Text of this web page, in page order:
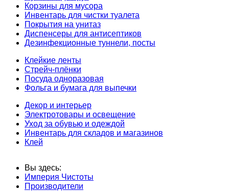
Корзины для мусора
Инвентарь для чистки туалета
Покрытия на унитаз
Диспенсеры для антисептиков
Дезинфекционные туннели, посты
Клейкие ленты
Стрейч-плёнки
Посуда одноразовая
Фольга и бумага для выпечки
Декор и интерьер
Электротовары и освещение
Уход за обувью и одеждой
Инвентарь для складов и магазинов
Клей
Вы здесь:
Империя Чистоты
Производители